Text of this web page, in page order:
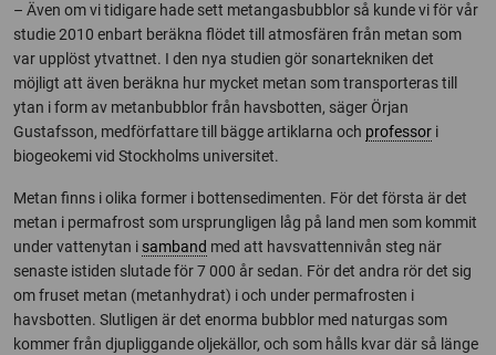
– Även om vi tidigare hade sett metangasbubblor så kunde vi för vår
studie 2010 enbart beräkna flödet till atmosfären från metan som
var upplöst ytvattnet. I den nya studien gör sonartekniken det
möjligt att även beräkna hur mycket metan som transporteras till
ytan i form av metanbubblor från havsbotten, säger Örjan
Gustafsson, medförfattare till bägge artiklarna och professor i
biogeokemi vid Stockholms universitet.
Metan finns i olika former i bottensedimenten. För det första är det
metan i permafrost som ursprungligen låg på land men som kommit
under vattenytan i samband med att havsvattennivån steg när
senaste istiden slutade för 7 000 år sedan. För det andra rör det sig
om fruset metan (metanhydrat) i och under permafrosten i
havsbotten. Slutligen är det enorma bubblor med naturgas som
kommer från djupliggande oljekällor, och som hålls kvar där så länge